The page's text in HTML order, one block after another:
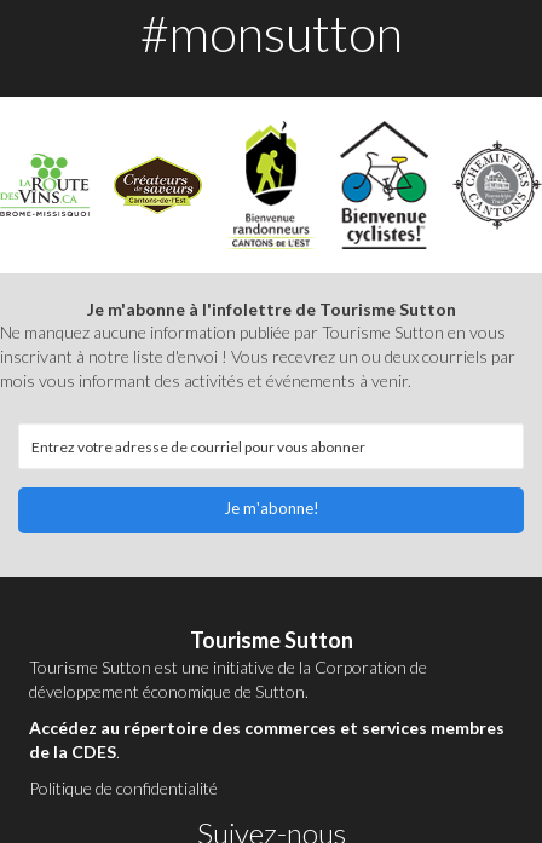
#monsutton
Je m'abonne à l'infolettre de Tourisme Sutton
Ne manquez aucune information publiée par Tourisme Sutton en vous
inscrivant à notre liste d'envoi ! Vous recevrez un ou deux courriels par
mois vous informant des activités et événements à venir.
Je m'abonne!
Tourisme Sutton
Tourisme Sutton est une initiative de la Corporation de
développement économique de Sutton.
Accédez au répertoire des commerces et services membres
de la CDES.
Politique de confidentialité
Suivez-nous